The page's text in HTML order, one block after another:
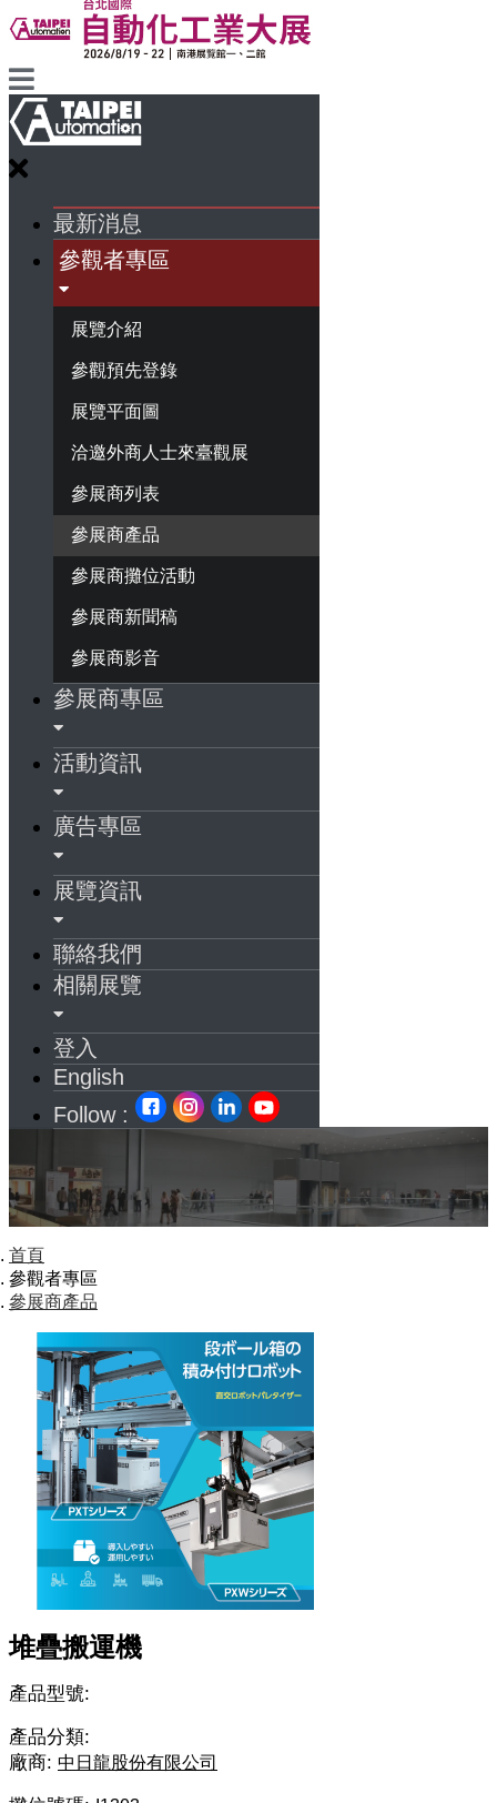
最新消息
參觀者專區
展覽介紹
參觀預先登錄
展覽平面圖
洽邀外商人士來臺觀展
參展商列表
參展商產品
參展商攤位活動
參展商新聞稿
參展商影音
參展商專區
活動資訊
廣告專區
展覽資訊
聯絡我們
相關展覽
登入
English
Follow :
首頁
參觀者專區
參展商產品
堆疊搬運機
產品型號:
產品分類:
廠商: 中日龍股份有限公司